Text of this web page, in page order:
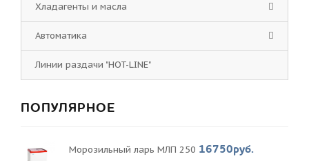
Хладагенты и масла
Автоматика
Линии раздачи "HOT-LINE"
ПОПУЛЯРНОЕ
Морозильный ларь МЛП 250 16750руб.